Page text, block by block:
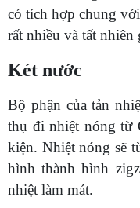
có tích hợp chung
rất nhiều và tất
Két nước
Bộ phận của tản
thụ đi nhiệt nóng từ
kiện. Nhiệt nóng sẽ
hình thành hình
nhiệt làm mát.